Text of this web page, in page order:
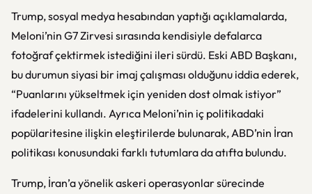
Trump, sosyal medya hesabından yaptığı açıklamalarda,
Meloni’nin G7 Zirvesi sırasında kendisiyle defalarca
fotoğraf çektirmek istediğini ileri sürdü. Eski ABD Başkanı,
bu durumun siyasi bir imaj çalışması olduğunu iddia ederek,
“Puanlarını yükseltmek için yeniden dost olmak istiyor”
ifadelerini kullandı. Ayrıca Meloni’nin iç politikadaki
popülaritesine ilişkin eleştirilerde bulunarak, ABD’nin İran
politikası konusundaki farklı tutumlara da atıfta bulundu.
Trump, İran’a yönelik askeri operasyonlar sürecinde